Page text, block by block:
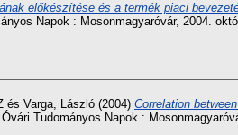
előkészítése és a termék piaci
Napok : Mosonmagyaróvár, 2004.
és Varga, László (2004) Correlation
Tudományos Napok :